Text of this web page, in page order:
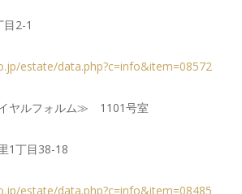
2-1
estate/data.php?c=info&item=08572
ヤルフォルム≫ 1101号室
1丁目38-18
estate/data.php?c=info&item=08485